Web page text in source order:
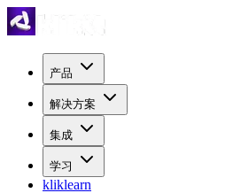
产品
解决方案
集成
学习
kliklearn